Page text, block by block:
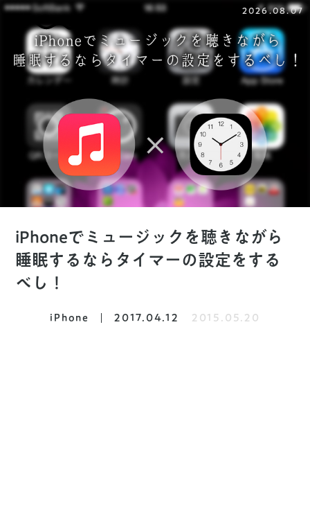
2026.08.07
iPhoneでミュージックを聴きながら
睡眠するならタイマーの設定をする
べし！
iPhone 2017.04.12 2015.05.20